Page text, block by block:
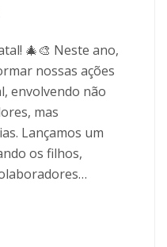
🎄🎨 Neste ano,
nossas ações
envolvendo não
mas
Lançamos um
os filhos,